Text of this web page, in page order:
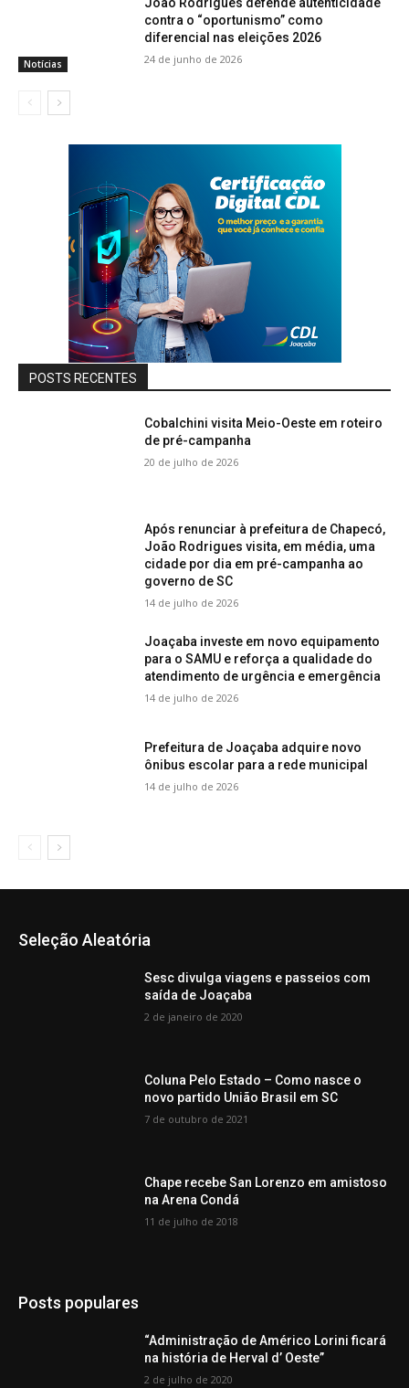
Notícias
contra o “oportunismo” como
diferencial nas eleições 2026
24 de junho de 2026
POSTS RECENTES
Cobalchini visita Meio-Oeste em roteiro
de pré-campanha
20 de julho de 2026
Após renunciar à prefeitura de Chapecó,
João Rodrigues visita, em média, uma
cidade por dia em pré-campanha ao
governo de SC
14 de julho de 2026
Joaçaba investe em novo equipamento
para o SAMU e reforça a qualidade do
atendimento de urgência e emergência
14 de julho de 2026
Prefeitura de Joaçaba adquire novo
ônibus escolar para a rede municipal
14 de julho de 2026
Seleção Aleatória
Sesc divulga viagens e passeios com
saída de Joaçaba
2 de janeiro de 2020
Coluna Pelo Estado – Como nasce o
novo partido União Brasil em SC
7 de outubro de 2021
Chape recebe San Lorenzo em amistoso
na Arena Condá
11 de julho de 2018
Posts populares
“Administração de Américo Lorini ficará
na história de Herval d’ Oeste”
2 de julho de 2020